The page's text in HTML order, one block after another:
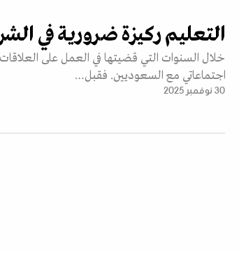
التعليم ركيزة ضرورية في
خلال السنوات التي قضيتها في العمل على
اجتماعاتي مع السعوديين. فقبل…
30 نوفمبر 2025